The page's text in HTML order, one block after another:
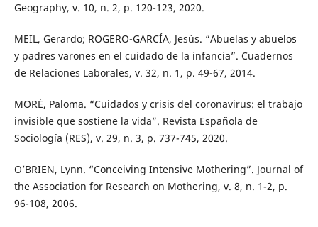
Geography, v. 10, n. 2, p. 120-123, 2020.
MEIL, Gerardo; ROGERO-GARCÍA, Jesús. “Abuelas y abuelos
y padres varones en el cuidado de la infancia”. Cuadernos
de Relaciones Laborales, v. 32, n. 1, p. 49-67, 2014.
MORÉ, Paloma. “Cuidados y crisis del coronavirus: el trabajo
invisible que sostiene la vida”. Revista Española de
Sociología (RES), v. 29, n. 3, p. 737-745, 2020.
O’BRIEN, Lynn. “Conceiving Intensive Mothering”. Journal of
the Association for Research on Mothering, v. 8, n. 1-2, p.
96-108, 2006.